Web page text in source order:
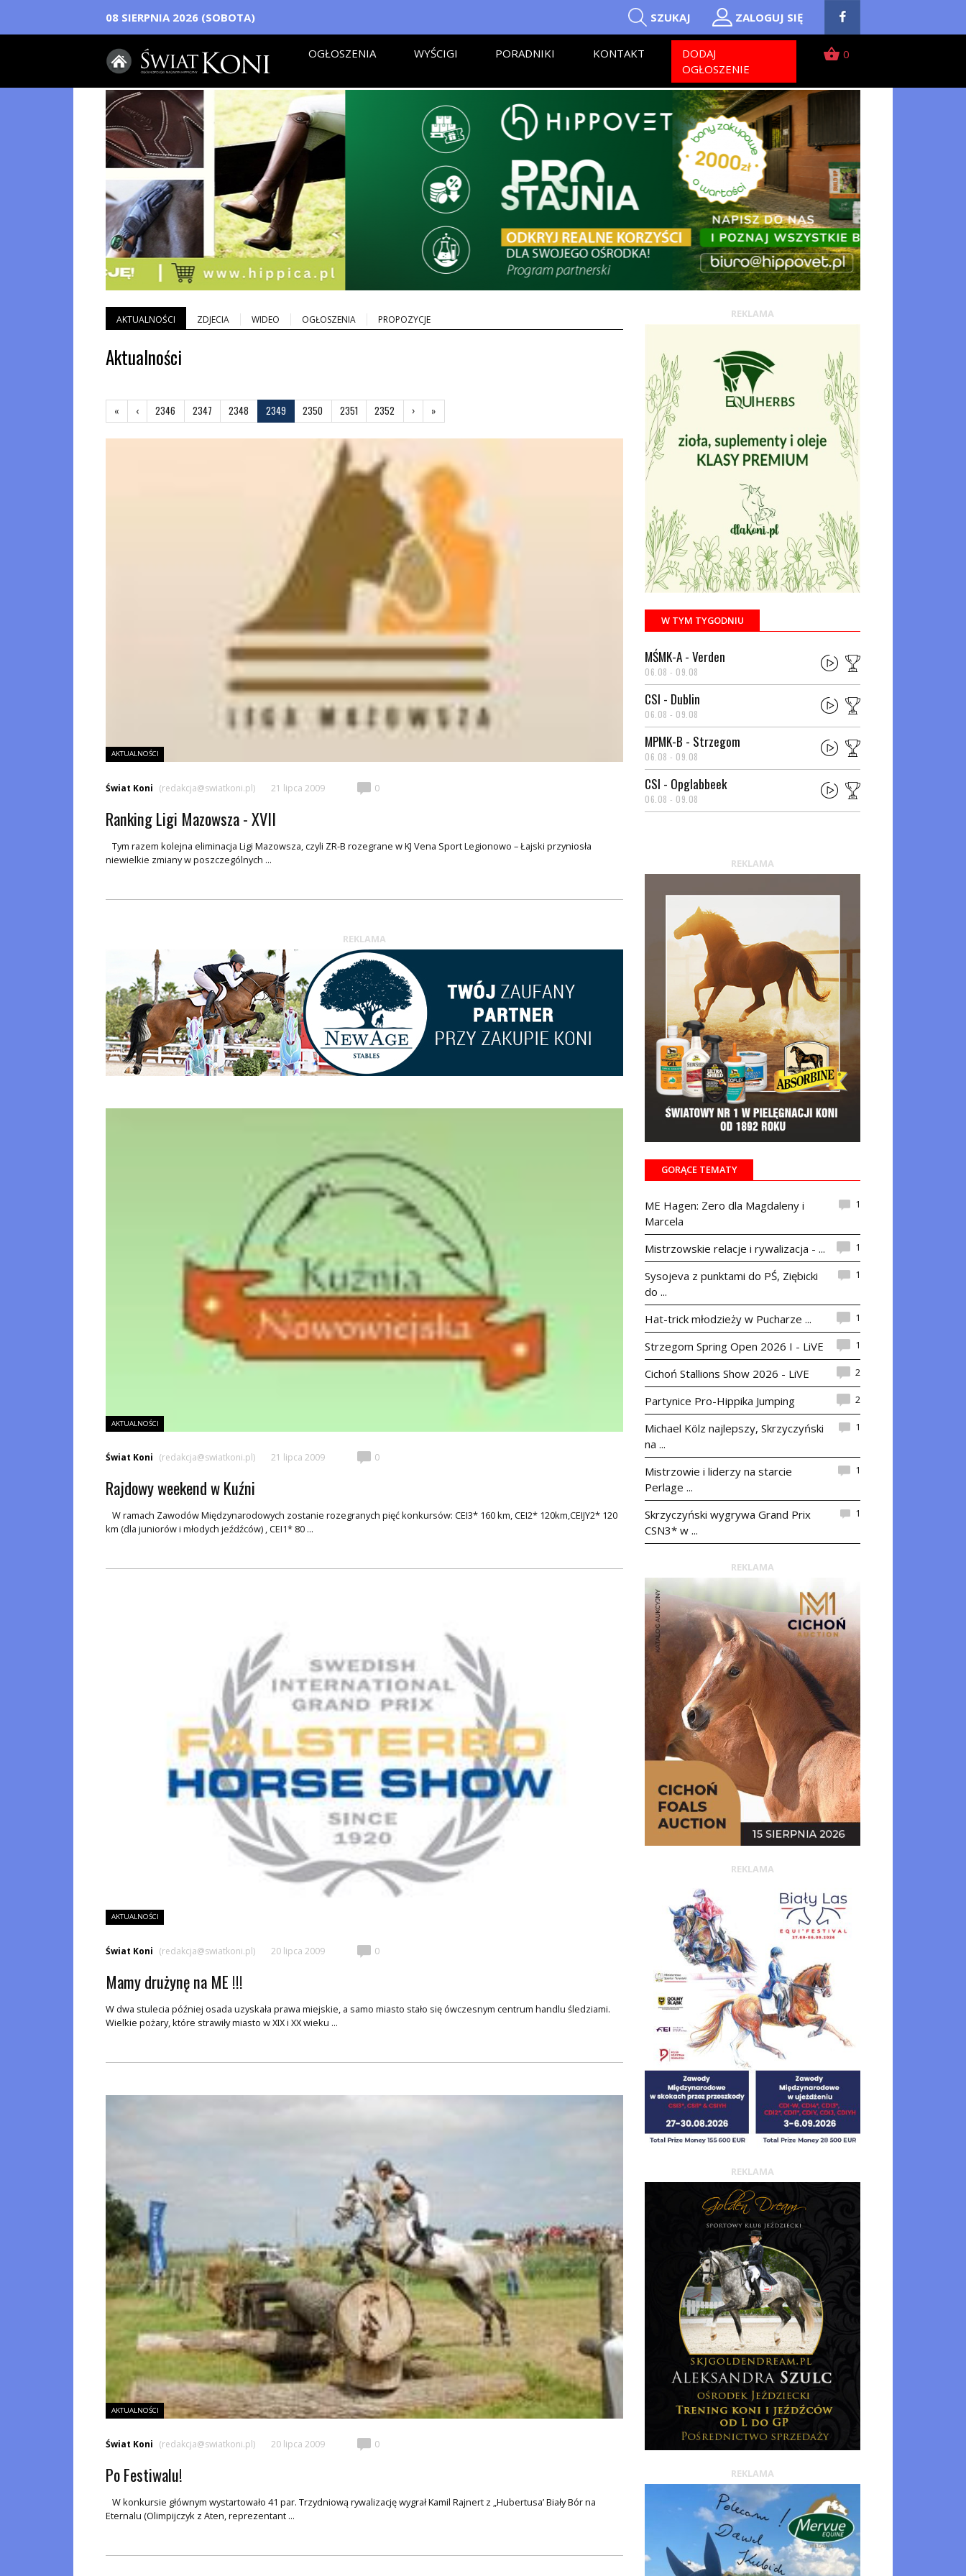
08 SIERPNIA 2026 (SOBOTA) SZUKAJ ZALOGUJ SIĘ
OGŁOSZENIA WYŚCIGI PORADNIKI KONTAKT
DODAJ
OGŁOSZENIE
shopping_basket 0
AKTUALNOŚCI ZDJECIA WIDEO OGŁOSZENIA PROPOZYCJE
Aktualności
« Pierwsza
‹Poprzednia
2346 2347 2348 2349 2350 2351 2352 ›Następna
»
AKTUALNOŚCI
Świat Koni (redakcja@swiatkoni.pl) 21 lipca 2009 0
Ranking Ligi Mazowsza - XVII
Tym razem kolejna eliminacja Ligi Mazowsza, czyli ZR-B rozegrane w KJ Vena Sport Legionowo – Łajski przyniosła
niewielkie zmiany w poszczególnych ...
REKLAMA
AKTUALNOŚCI
Świat Koni (redakcja@swiatkoni.pl) 21 lipca 2009 0
Rajdowy weekend w Kuźni
W ramach Zawodów Międzynarodowych zostanie rozegranych pięć konkursów: CEI3* 160 km, CEI2* 120km,CEIJY2* 120
km (dla juniorów i młodych jeźdźców) , CEI1* 80 ...
AKTUALNOŚCI
Świat Koni (redakcja@swiatkoni.pl) 20 lipca 2009 0
Mamy drużynę na ME !!!
W dwa stulecia później osada uzyskała prawa miejskie, a samo miasto stało się ówczesnym centrum handlu śledziami.
Wielkie pożary, które strawiły miasto w XIX i XX wieku ...
AKTUALNOŚCI
Świat Koni (redakcja@swiatkoni.pl) 20 lipca 2009 0
Po Festiwalu!
W konkursie głównym wystartowało 41 par. Trzydniową rywalizację wygrał Kamil Rajnert z „Hubertusa’ Biały Bór na
Eternalu (Olimpijczyk z Aten, reprezentant ...
REKLAMA
W TYM TYGODNIU
MŚMK-A - Verden
06.08 - 09.08
CSI - Dublin
06.08 - 09.08
MPMK-B - Strzegom
06.08 - 09.08
CSI - Opglabbeek
06.08 - 09.08
REKLAMA
GORĄCE TEMATY
ME Hagen: Zero dla Magdaleny i
Marcela
1
Mistrzowskie relacje i rywalizacja - ... 1
Sysojeva z punktami do PŚ, Ziębicki
do ...
1
Hat-trick młodzieży w Pucharze ... 1
Strzegom Spring Open 2026 I - LiVE 1
Cichoń Stallions Show 2026 - LiVE 2
Partynice Pro-Hippika Jumping 2
Michael Kölz najlepszy, Skrzyczyński
na ...
1
Mistrzowie i liderzy na starcie
Perlage ...
1
Skrzyczyński wygrywa Grand Prix
CSN3* w ...
1
REKLAMA
REKLAMA
REKLAMA
REKLAMA